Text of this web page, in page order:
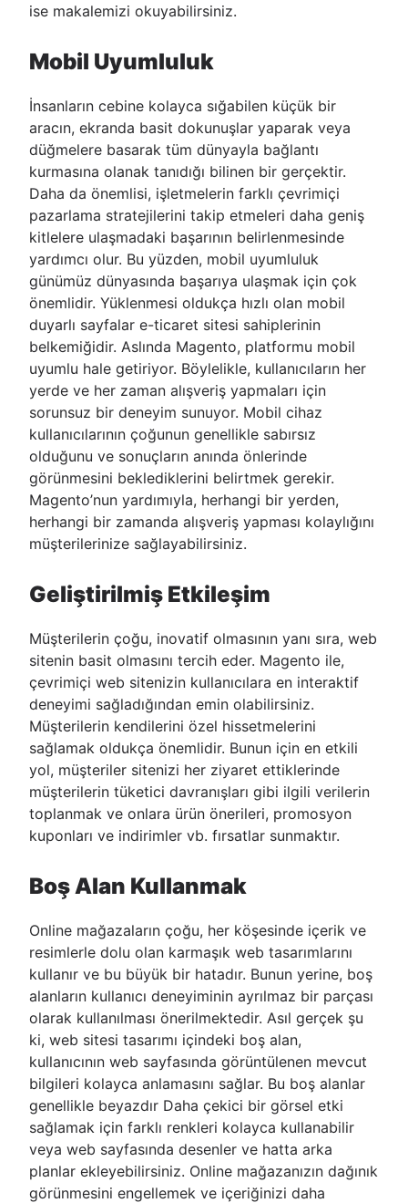
ise makalemizi okuyabilirsiniz.
Mobil Uyumluluk
İnsanların cebine kolayca sığabilen küçük bir
aracın, ekranda basit dokunuşlar yaparak veya
düğmelere basarak tüm dünyayla bağlantı
kurmasına olanak tanıdığı bilinen bir gerçektir.
Daha da önemlisi, işletmelerin farklı çevrimiçi
pazarlama stratejilerini takip etmeleri daha geniş
kitlelere ulaşmadaki başarının belirlenmesinde
yardımcı olur. Bu yüzden, mobil uyumluluk
günümüz dünyasında başarıya ulaşmak için çok
önemlidir. Yüklenmesi oldukça hızlı olan mobil
duyarlı sayfalar e-ticaret sitesi sahiplerinin
belkemiğidir. Aslında Magento, platformu mobil
uyumlu hale getiriyor. Böylelikle, kullanıcıların her
yerde ve her zaman alışveriş yapmaları için
sorunsuz bir deneyim sunuyor. Mobil cihaz
kullanıcılarının çoğunun genellikle sabırsız
olduğunu ve sonuçların anında önlerinde
görünmesini beklediklerini belirtmek gerekir.
Magento’nun yardımıyla, herhangi bir yerden,
herhangi bir zamanda alışveriş yapması kolaylığını
müşterilerinize sağlayabilirsiniz.
Geliştirilmiş Etkileşim
Müşterilerin çoğu, inovatif olmasının yanı sıra, web
sitenin basit olmasını tercih eder. Magento ile,
çevrimiçi web sitenizin kullanıcılara en interaktif
deneyimi sağladığından emin olabilirsiniz.
Müşterilerin kendilerini özel hissetmelerini
sağlamak oldukça önemlidir. Bunun için en etkili
yol, müşteriler sitenizi her ziyaret ettiklerinde
müşterilerin tüketici davranışları gibi ilgili verilerin
toplanmak ve onlara ürün önerileri, promosyon
kuponları ve indirimler vb. fırsatlar sunmaktır.
Boş Alan Kullanmak
Online mağazaların çoğu, her köşesinde içerik ve
resimlerle dolu olan karmaşık web tasarımlarını
kullanır ve bu büyük bir hatadır. Bunun yerine, boş
alanların kullanıcı deneyiminin ayrılmaz bir parçası
olarak kullanılması önerilmektedir. Asıl gerçek şu
ki, web sitesi tasarımı içindeki boş alan,
kullanıcının web sayfasında görüntülenen mevcut
bilgileri kolayca anlamasını sağlar. Bu boş alanlar
genellikle beyazdır Daha çekici bir görsel etki
sağlamak için farklı renkleri kolayca kullanabilir
veya web sayfasında desenler ve hatta arka
planlar ekleyebilirsiniz. Online mağazanızın dağınık
görünmesini engellemek ve içeriğinizi daha